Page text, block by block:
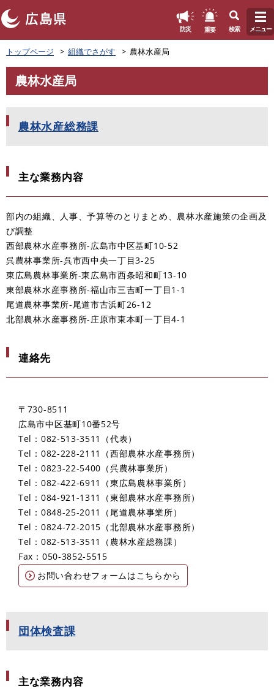
ペ
ー
ジ
先
防災 重要 検索 メニュー
トップページ 組織でさがす 農林水産局
文
農林水産局
農林水産総務課
主な業務内容
部内の組織、人事、予算等のとりまとめ、農林水産施策の企画及
び調整
西部農林水産事務所-広島市中区基町10-52
呉農林事業所-呉市西中央一丁目3-25
東広島農林事業所-東広島市西条昭和町13-10
東部農林水産事務所-福山市三吉町一丁目1-1
尾道農林事業所-尾道市古浜町26-12
北部農林水産事務所-庄原市東本町一丁目4-1
連絡先
〒730-8511
広島市中区基町10番52号
Tel：082-513-3511
代表
Tel：082-228-2111
西部農林水産事務所
Tel：0823-22-5400
呉農林事業所
Tel：082-422-6911
東広島農林事業所
Tel：084-921-1311
東部農林水産事務所
Tel：0848-25-2011
尾道農林事業所
Tel：0824-72-2015
北部農林水産事務所
Tel：082-513-3511
農林水産総務課
Fax：050-3852-5515
お問い合わせフォームはこちらから
団体検査課
主な業務内容